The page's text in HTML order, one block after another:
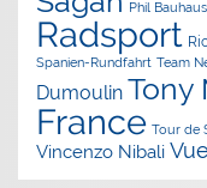
Phil Bauhaus
Radsport
Spanien-Rundfahrt Team
Dumoulin Tony
France Tour de
Vincenzo Nibali